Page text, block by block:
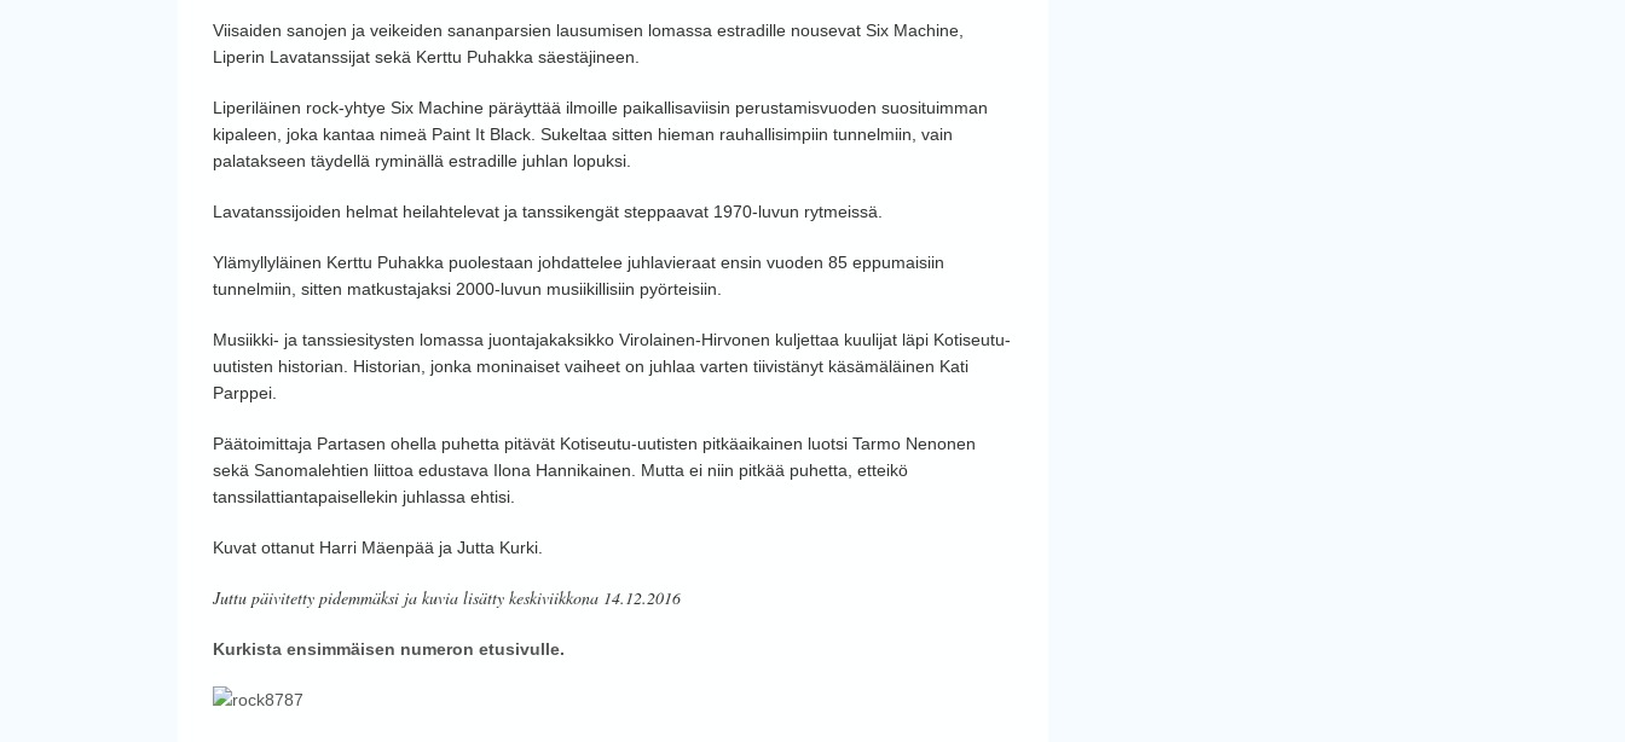
Viisaiden sanojen ja veikeiden sananparsien lausumisen lomassa estradille nousevat Six Machine,
Liperin Lavatanssijat sekä Kerttu Puhakka säestäjineen.
Liperiläinen rock-yhtye Six Machine päräyttää ilmoille paikallisaviisin perustamisvuoden suosituimman
kipaleen, joka kantaa nimeä Paint It Black. Sukeltaa sitten hieman rauhallisimpiin tunnelmiin, vain
palatakseen täydellä ryminällä estradille juhlan lopuksi.
Lavatanssijoiden helmat heilahtelevat ja tanssikengät steppaavat 1970-luvun rytmeissä.
Ylämyllyläinen Kerttu Puhakka puolestaan johdattelee juhlavieraat ensin vuoden 85 eppumaisiin
tunnelmiin, sitten matkustajaksi 2000-luvun musiikillisiin pyörteisiin.
Musiikki- ja tanssiesitysten lomassa juontajakaksikko Virolainen-Hirvonen kuljettaa kuulijat läpi Kotiseutu-
uutisten historian. Historian, jonka moninaiset vaiheet on juhlaa varten tiivistänyt käsämäläinen Kati
Parppei.
Päätoimittaja Partasen ohella puhetta pitävät Kotiseutu-uutisten pitkäaikainen luotsi Tarmo Nenonen
sekä Sanomalehtien liittoa edustava Ilona Hannikainen. Mutta ei niin pitkää puhetta, etteikö
tanssilattiantapaisellekin juhlassa ehtisi.
Kuvat ottanut Harri Mäenpää ja Jutta Kurki.
Juttu päivitetty pidemmäksi ja kuvia lisätty keskiviikkona 14.12.2016
Kurkista ensimmäisen numeron etusivulle.